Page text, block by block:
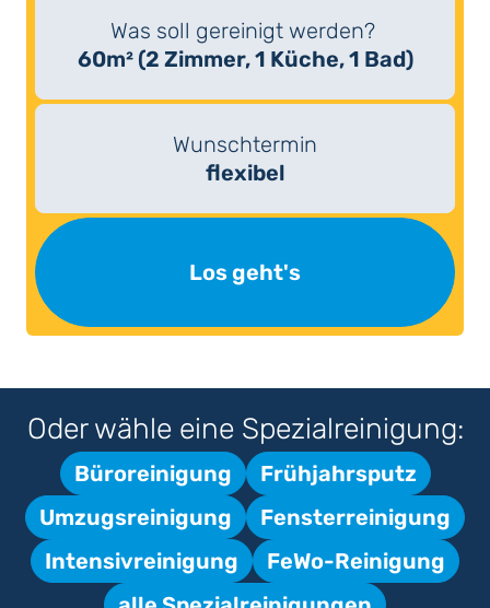
Was soll gereinigt werden?
60m² (2 Zimmer, 1 Küche, 1 Bad)
Wunschtermin
flexibel
Los geht's
Oder wähle eine Spezialreinigung:
Büroreinigung
Frühjahrsputz
Umzugsreinigung
Fensterreinigung
Intensivreinigung
FeWo-Reinigung